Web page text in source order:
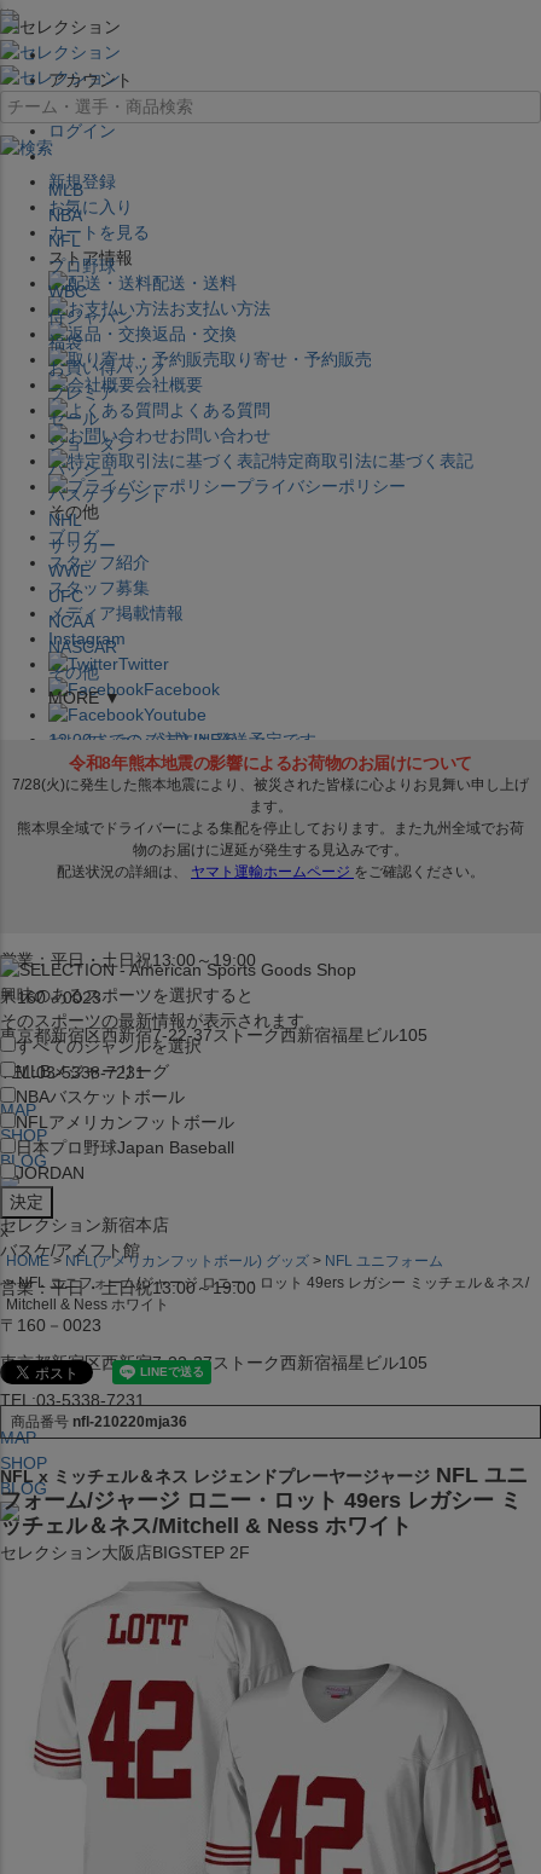
×
アカウント
ログイン
新規登録
お気に入り
カートを見る
ストア情報
配送・送料
お支払い方法
返品・交換
取り寄せ・予約販売
会社概要
よくある質問
お問い合わせ
特定商取引法に基づく表記
プライバシーポリシー
その他
ブログ
スタッフ紹介
スタッフ募集
メディア掲載情報
Instagram
Twitter
Facebook
Youtube
セレクション公式LINE@
営業：平日・土日祝13:00～19:00
〒160－0023
東京都新宿区西新宿7-22-37ストーク西新宿福星ビル105
TEL:03-5338-7231
MAP
SHOP
BLOG
セレクション新宿本店
バスケ/アメフト館
営業：平日・土日祝13:00～19:00
〒160－0023
東京都新宿区西新宿7-22-37ストーク西新宿福星ビル105
TEL:03-5338-7231
MAP
SHOP
BLOG
セレクション大阪店BIGSTEP 2F
営業：平日・土日祝12:00～19:00
〒542-008
大阪府大阪市中央区西心斎橋1丁目6番14号
TEL:06-4708-3300
MLB
NBA
NFL
プロ野球
WBC
侍ジャパン
福袋
お買い得パック
プレミア
セール
ジョーダン
バッシュ
バスケブランド
NHL
サッカー
WWE
UFC
NCAA
NASCAR
その他
MORE ▼
12:00までのご注文は発送予定です。
在庫品は 1-3営業日内で発送!! ※お取寄せ商品は対象外
興味のあるスポーツを選択すると
そのスポーツの最新情報が表示されます。
すべてのジャンルを選択
MLBメジャーリーグ
NBAバスケットボール
NFL アメリカンフットボール
日本プロ野球Japan Baseball
JORDAN
x
HOME NFL(アメリカンフットボール) グッズ
NFL ユニフォーム
NFL ユニフォーム/ジャージ ロニー・ロット 49ers レガシー ミッチェル＆ネス/
Mitchell & Ness ホワイト
商品番号 nfl-210220mja36
NFL x ミッチェル＆ネス レジェンドプレーヤージャージ NFL ユニ
フォーム/ジャージ ロニー・ロット 49ers レガシー ミ
ッチェル＆ネス/Mitchell & Ness ホワイト